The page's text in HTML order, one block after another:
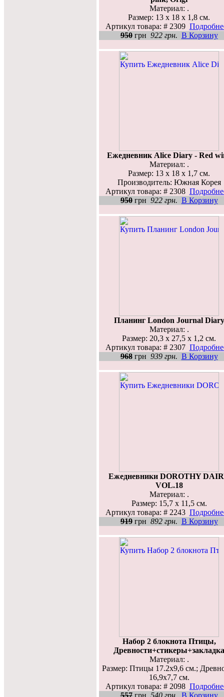
Материал: .
Размер: 13 х 18 х 1,8 см.
Артикул товара: # 2309
950грн 922 грн. В Корзину
Ежедневник Alice Diary - Red
Материал: .
Размер: 13 х 18 х 1,7 см.
Производитель: Южная Корея
Артикул товара: # 2308
950грн 922 грн. В Корзину
Планинг London Journal Diary
Материал: .
Размер: 20,3 x 27,5 x 1,2 см.
Артикул товара: # 2307
968грн 939 грн. В Корзину
Ежедневники DOROTHY
VOL.18
Материал: .
Размер: 15,7 х 11,5 см.
Артикул товара: # 2243
919грн 892 грн. В Корзину
Набор 2 блокнота Птицы,
Древности+стикеры+закладка
Материал: .
Размер: Птицы 17.2х9,6 см.;
16,9х7,7 см.
Артикул товара: # 2098
557грн 540 грн. В Корзину